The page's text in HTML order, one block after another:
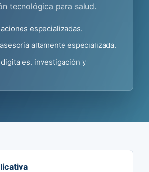
tecnológica para salud.
especializadas.
altamente especializada.
investigación y